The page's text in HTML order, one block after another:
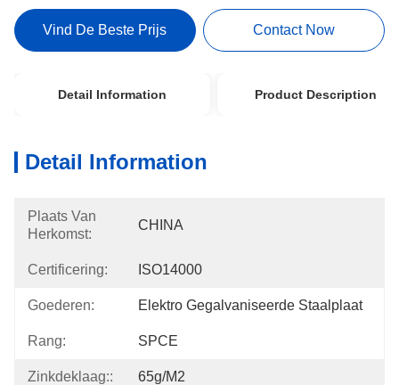
Vind De Beste Prijs Contact Now
Detail Information Product Description
Detail Information
Plaats Van
Herkomst:
CHINA
Certificering: ISO14000
Goederen: Elektro Gegalvaniseerde Staalplaat
Rang: SPCE
Zinkdeklaag:: 65g/m2